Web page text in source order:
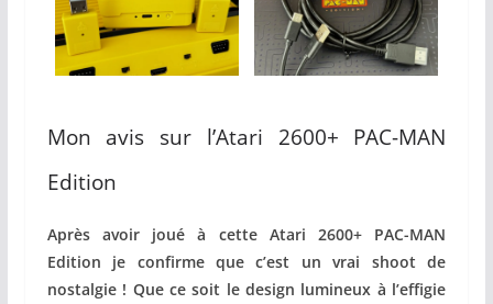
Mon avis sur l’Atari 2600+ PAC-MAN
Edition
Après avoir joué à cette Atari 2600+ PAC-MAN
Edition je confirme que c’est un vrai shoot de
nostalgie ! Que ce soit le design lumineux à l’effigie